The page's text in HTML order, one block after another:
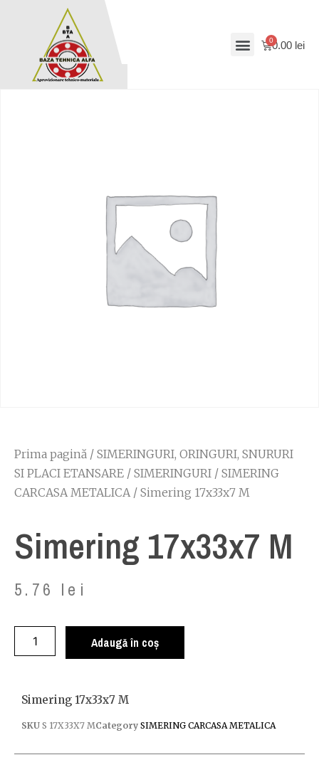
0.00 lei
Prima pagină / SIMERINGURI, ORINGURI, SNURURI
SI PLACI ETANSARE / SIMERINGURI / SIMERING
CARCASA METALICA/ Simering 17x33x7 M
Simering 17x33x7 M
5.76 lei
Adaugă în coș
Simering 17x33x7 M
SKU S 17X33X7 MCategory SIMERING CARCASA METALICA